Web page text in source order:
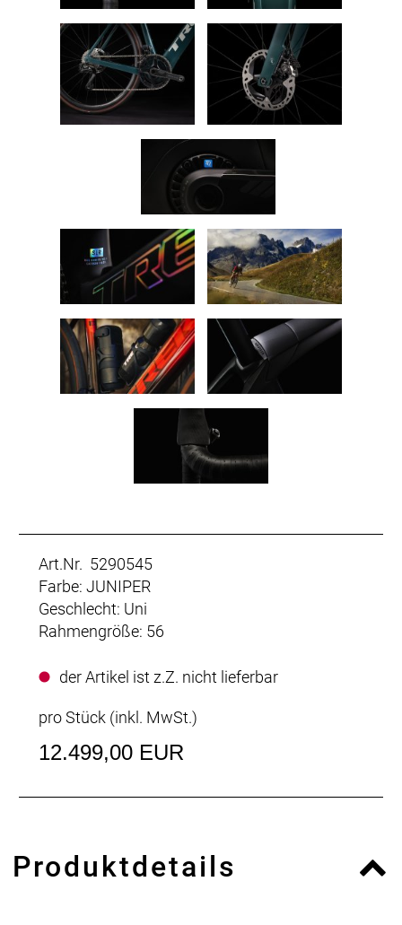
Art.Nr. 5290545
Farbe: JUNIPER
Geschlecht: Uni
Rahmengröße: 56
der Artikel ist z.Z. nicht lieferbar
pro Stück (inkl. MwSt.)
12.499,00 EUR
Produktdetails